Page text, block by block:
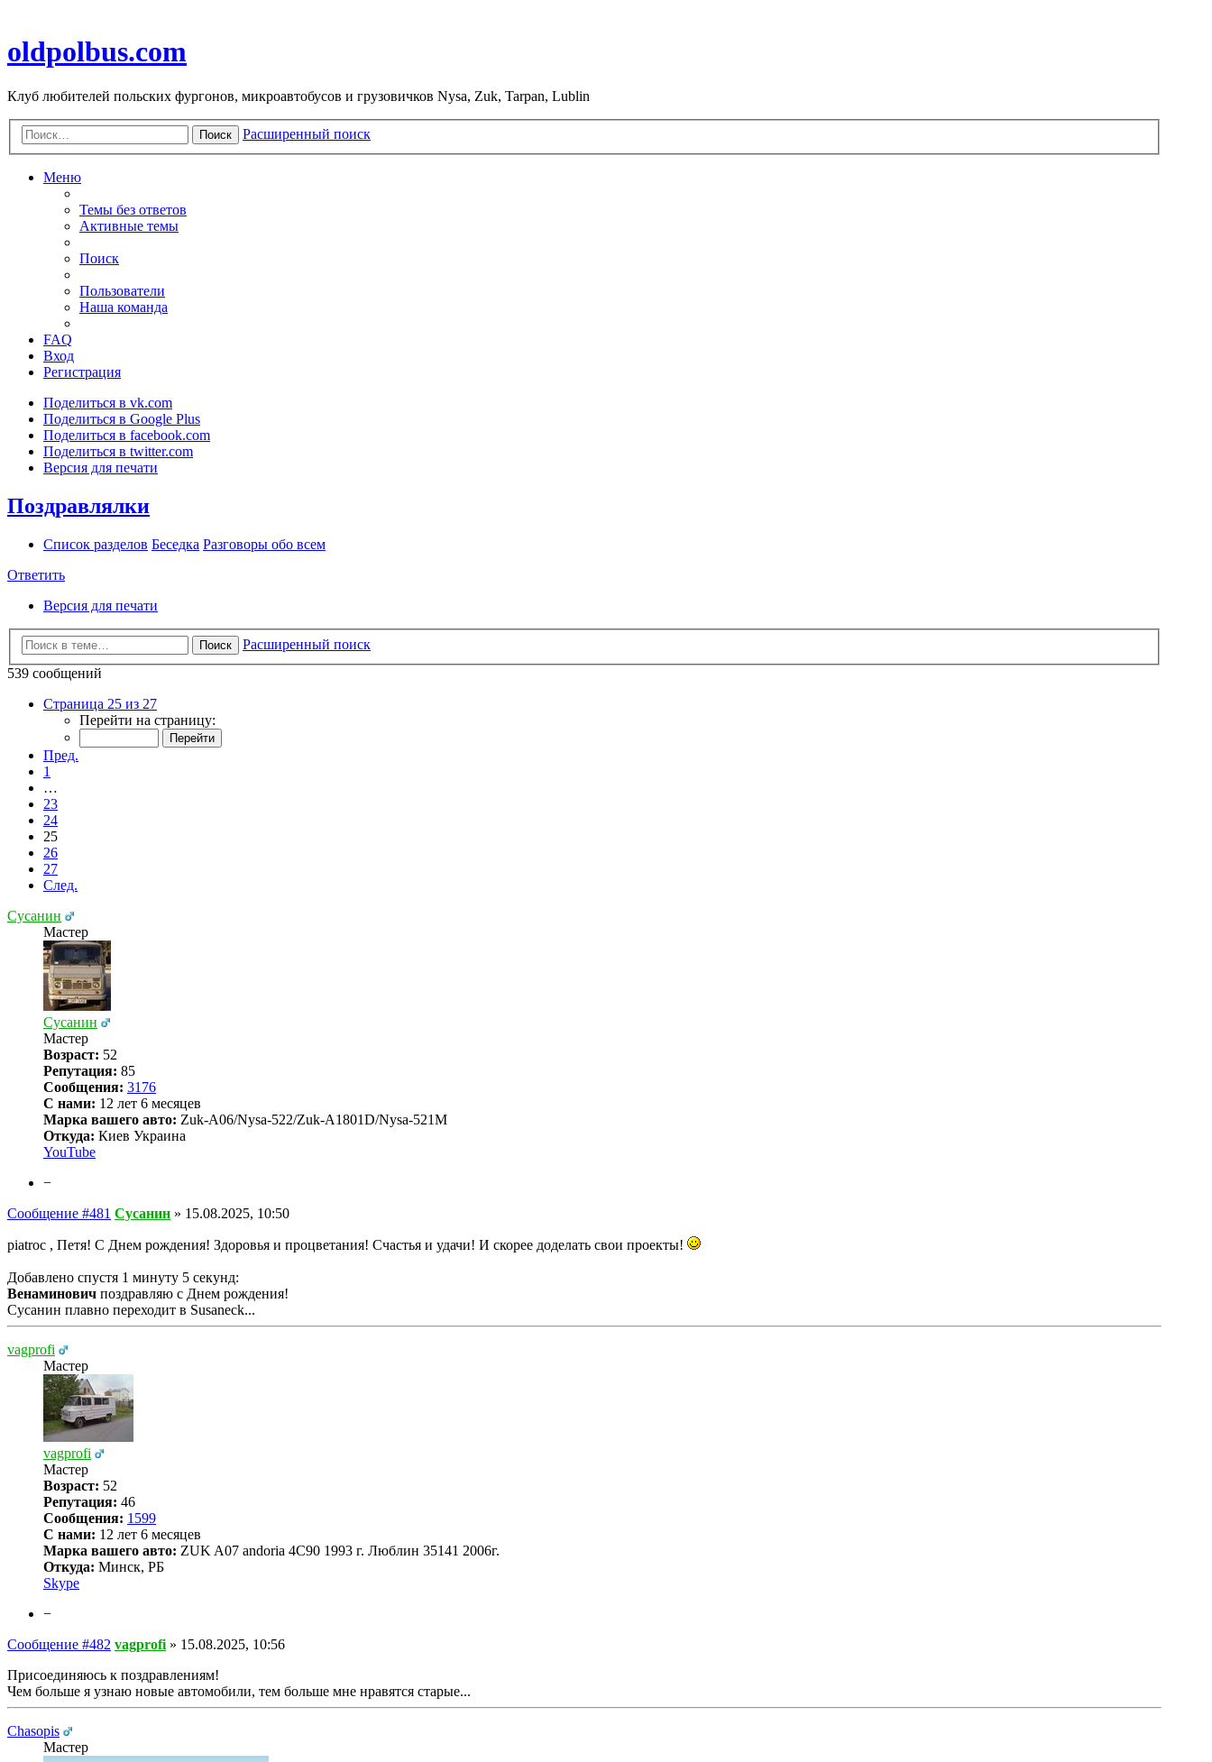
oldpolbus.com
Клуб любителей польских фургонов, микроавтобусов и грузовичков Nysa, Zuk, Tarpan, Lublin
Поиск Расширенный поиск
Меню
Темы без ответов
Активные темы
Поиск
Пользователи
Наша команда
FAQ
Вход
Регистрация
Поделиться в vk.com
Поделиться в Google Plus
Поделиться в facebook.com
Поделиться в twitter.com
Версия для печати
Поздравлялки
Список разделов Беседка Разговоры обо всем
Ответить
Версия для печати
Поиск
Расширенный поиск
539 сообщений
Страница 25 из 27
Перейти на страницу:
Пред.
1
…
23
24
25
26
27
След.
Сусанин
Мастер
Сусанин
Мастер
Возраст: 52
Репутация: 85
Сообщения: 3176
С нами: 12 лет 6 месяцев
Марка вашего авто: Zuk-A06/Nysa-522/Zuk-A1801D/Nysa-521M
Откуда: Киев Украина
YouTube
−
Сообщение #481 Сусанин » 15.08.2025, 10:50
piatroc , Петя! С Днем рождения! Здоровья и процветания! Счастья и удачи! И скорее доделать свои проекты!
Добавлено спустя 1 минуту 5 секунд:
Венаминович поздравляю с Днем рождения!
Сусанин плавно переходит в Susaneck...
vagprofi
Мастер
vagprofi
Мастер
Возраст: 52
Репутация: 46
Сообщения: 1599
С нами: 12 лет 6 месяцев
Марка вашего авто: ZUK A07 andoria 4C90 1993 г. Люблин 35141 2006г.
Откуда: Минск, РБ
Skype
−
Сообщение #482 vagprofi » 15.08.2025, 10:56
Присоединяюсь к поздравлениям!
Чем больше я узнаю новые автомобили, тем больше мне нравятся старые...
Chasopis
Мастер